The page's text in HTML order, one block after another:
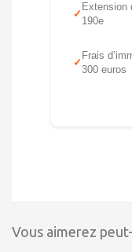
Extension
190e
Frais
300 euros
Vous aimerez